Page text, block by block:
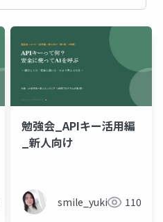
勉強会_APIキー活用編
_新人向け
smile_yukiko_it110